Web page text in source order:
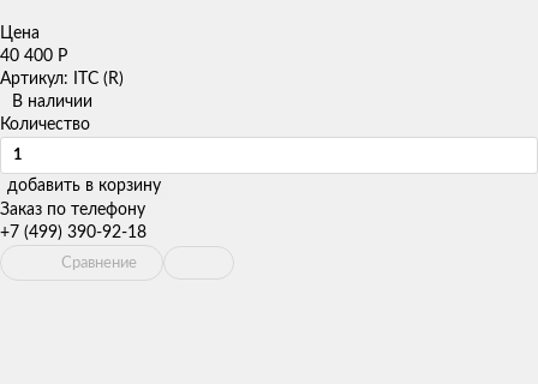
Цена
40 400 Р
Артикул: ITC (R)
В наличии
Количество
добавить в корзину
Заказ по телефону
+7 (499) 390-92-18
Сравнение